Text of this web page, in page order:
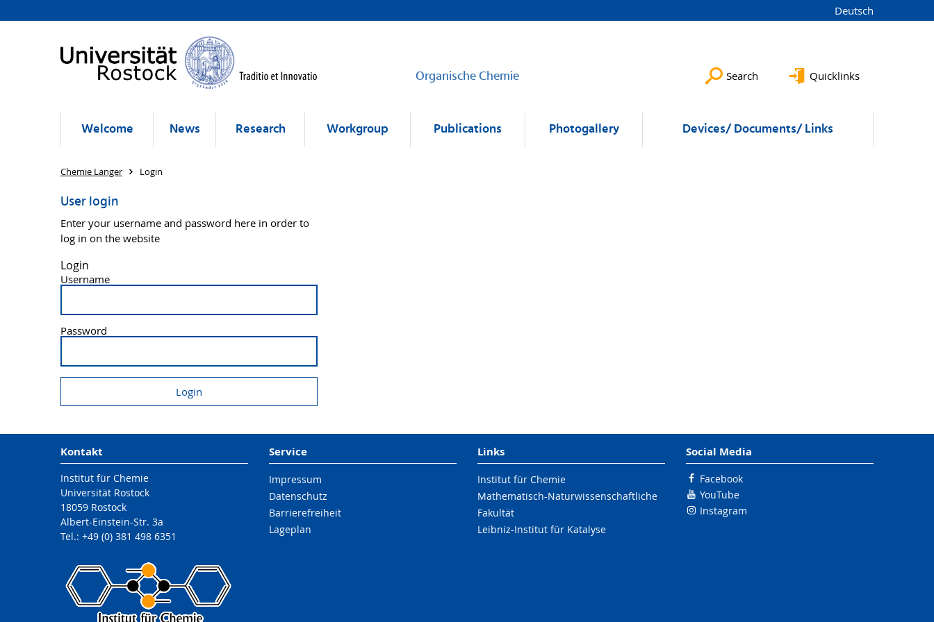
Deutsch
Organische Chemie Search Quicklinks
Welcome News Research Workgroup Publications Photogallery Devices/ Documents/ Links
Chemie Langer Login
User login
Enter your username and password here in order to
log in on the website
Login
Username
Password
Kontakt
Institut für Chemie
Universität Rostock
18059 Rostock
Albert-Einstein-Str. 3a
Tel.: +49 (0) 381 498 6351
Service
Impressum
Datenschutz
Barrierefreiheit
Lageplan
Links
Institut für Chemie
Mathematisch-Naturwissenschaftliche
Fakultät
Leibniz-Institut für Katalyse
Social Media
Facebook
YouTube
Instagram